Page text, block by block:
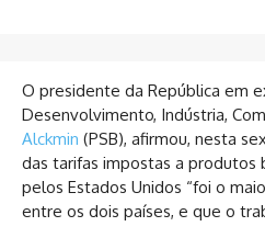
O presidente da República em
Desenvolvimento, Indústria,
Alckmin (PSB), afirmou, nesta
das tarifas impostas a produtos
pelos Estados Unidos “foi o
entre os dois países, e que o